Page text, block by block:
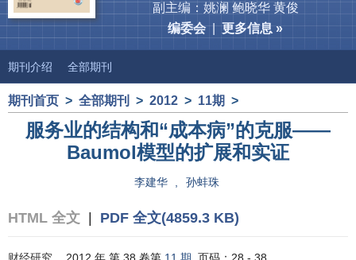
副主编：姚澜 鲍晓华 黄俊
编委会|更多信息 »
期刊介绍 全部期刊
期刊首页 > 全部期刊 > 2012 > 11期 >
服务业的结构和“成本病”的克服——
Baumol模型的扩展和实证
李建华 孙蚌珠
HTML 全文 PDF 全文(4859.3 KB)